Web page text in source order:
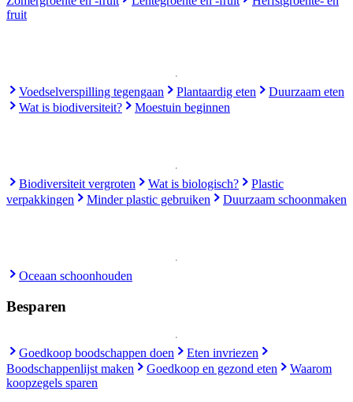
fruit
Voedselverspilling tegengaan Plantaardig eten
Duurzaam eten
Wat is biodiversiteit?
Moestuin beginnen
Biodiversiteit vergroten Wat is biologisch?
Plastic
verpakkingen
Minder plastic gebruiken Duurzaam schoonmaken
Oceaan schoonhouden
Besparen
Goedkoop boodschappen doen
Eten invriezen
Boodschappenlijst maken
Goedkoop en gezond eten
Waarom
koopzegels sparen